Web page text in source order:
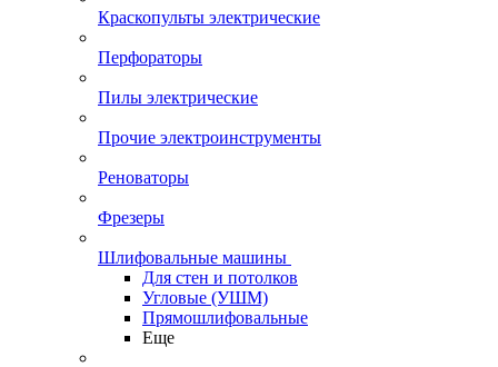
Краскопульты электрические
Перфораторы
Пилы электрические
Прочие электроинструменты
Реноваторы
Фрезеры
Шлифовальные машины
Для стен и потолков
Угловые (УШМ)
Прямошлифовальные
Еще